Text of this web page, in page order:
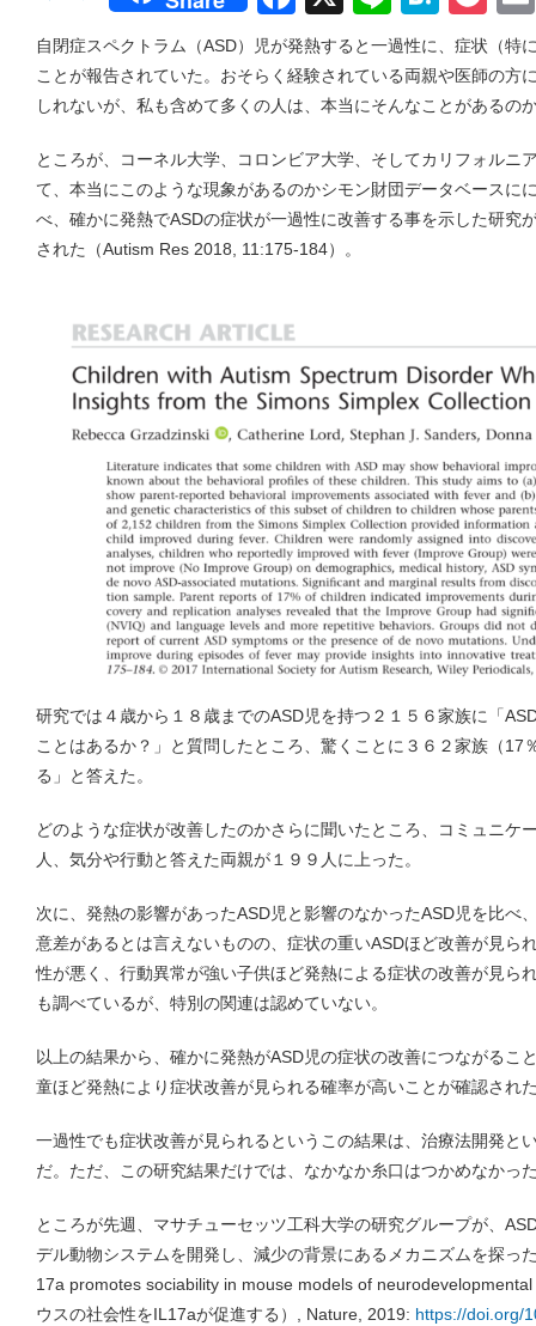
自閉症スペクトラム（ASD）児が発熱すると一過性に、症状（特
ことが報告されていた。おそらく経験されている両親や医師の方
しれないが、私も含めて多くの人は、本当にそんなことがあるの
ところが、コーネル大学、コロンビア大学、そしてカリフォルニ
て、本当にこのような現象があるのかシモン財団データベースに
べ、確かに発熱でASDの症状が一過性に改善する事を示した研究
された（Autism Res 2018, 11:175-184）。
研究では４歳から１８歳までのASD児を持つ２１５６家族に「
ことはあるか？」と質問したところ、驚くことに３６２家族（17
る」と答えた。
どのような症状が改善したのかさらに聞いたところ、コミュニケ
人、気分や行動と答えた両親が１９９人に上った。
次に、発熱の影響があったASD児と影響のなかったASD児を比べ
意差があるとは言えないものの、症状の重いASDほど改善が見ら
性が悪く、行動異常が強い子供ほど発熱による症状の改善が見ら
も調べているが、特別の関連は認めていない。
以上の結果から、確かに発熱がASD児の症状の改善につながるこ
童ほど発熱により症状改善が見られる確率が高いことが確認され
一過性でも症状改善が見られるというこの結果は、治療法開発と
だ。ただ、この研究結果だけでは、なかなか糸口はつかめなかっ
ところが先週、マサチューセッツ工科大学の研究グループが、
デル動物システムを開発し、減少の背景にあるメカニズムを探っ
17a promotes sociability in mouse models of
ウスの社会性をIL17aが促進する）, Nature, 2019: https://doi.org/